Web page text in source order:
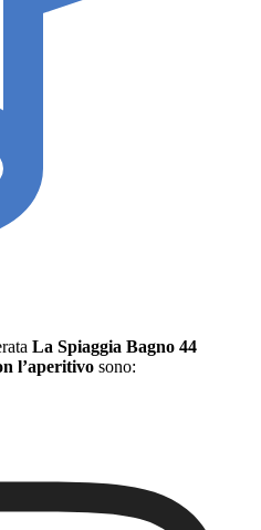
La Spiaggia Bagno 44
l’aperitivo sono: